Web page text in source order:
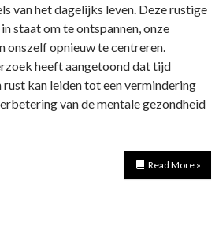
van het dagelijks leven. Deze rustige
staat om te ontspannen, onze
onszelf opnieuw te centreren.
heeft aangetoond dat tijd
kan leiden tot een vermindering
van de mentale gezondheid
Read More »